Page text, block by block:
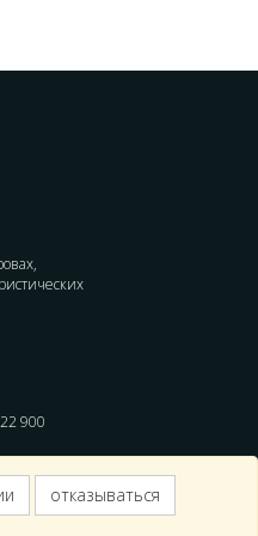
900
отказываться